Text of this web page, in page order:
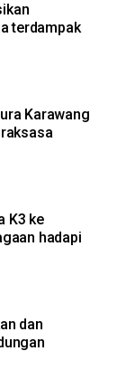
terdampak
Karawang
K3 ke
hadapi
dan